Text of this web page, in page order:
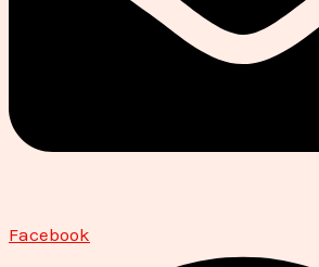
Facebook